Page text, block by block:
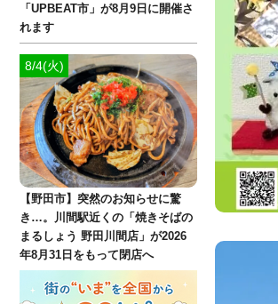
「UPBEAT市」が8月9日に開催さ
れます
8/4(火)
【野田市】突然のお知らせに驚
き…。川間駅近くの「焼きそばの
まるしょう 野田川間店」が2026
年8月31日をもって閉店へ